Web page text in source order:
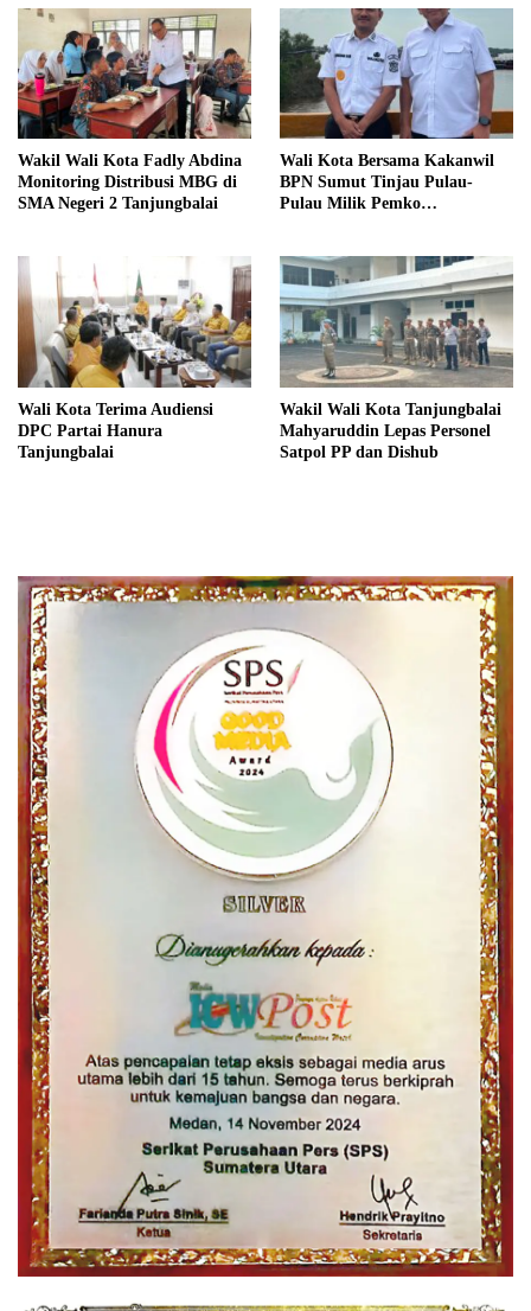
Wakil Wali Kota Fadly Abdina
Monitoring Distribusi MBG di
SMA Negeri 2 Tanjungbalai
Wali Kota Bersama Kakanwil
BPN Sumut Tinjau Pulau-
Pulau Milik Pemko
Wali Kota Terima Audiensi
DPC Partai Hanura
Tanjungbalai
Wakil Wali Kota Tanjungbalai
Mahyaruddin Lepas Personel
Satpol PP dan Dishub